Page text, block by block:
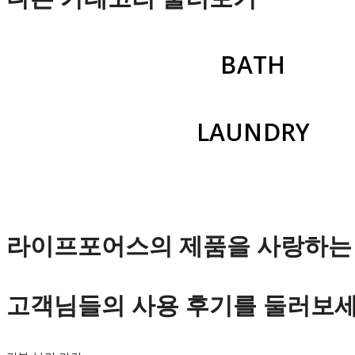
BATH
LAUNDRY
라이프포어스의 제품을 사랑하는
고객님들의 사용 후기를 둘러보